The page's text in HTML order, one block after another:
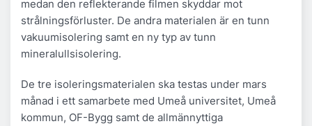
medan den reflekterande filmen skyddar mot
strålningsförluster. De andra materialen är en tunn
vakuumisolering samt en ny typ av tunn
mineralullsisolering.
De tre isoleringsmaterialen ska testas under mars
månad i ett samarbete med Umeå universitet, Umeå
kommun, OF-Bygg samt de allmännyttiga